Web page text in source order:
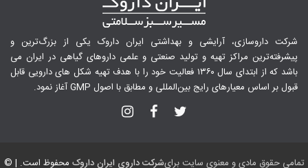
شرکت داروسازی، آرایشی و بهداشتی ایران داروک یکی از بزرگ‌ترین و
پیشرفته‌ترین مراکز تهیه و تولید صنعتی و علمی داروهای گیاهی در ایران می
باشد که از ابتدای سال ۱۳۶۰ فعالیت خود را با هدف تهیه شکل های دارویی قابل
قبول بر اساس معیارهای رایج بین‌المللی و مطابق با اصول GMP آغاز نمود.
تمامی حقوق مادی و معنوی سایت برایشرکت داروی ایران داروک محفوظ است. | ©